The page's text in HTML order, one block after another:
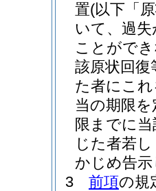
置(以下「
いて、過
ことがで
該原状回
た者にこ
当の期限
限までに
じた者若
かじめ告
3
前項の規